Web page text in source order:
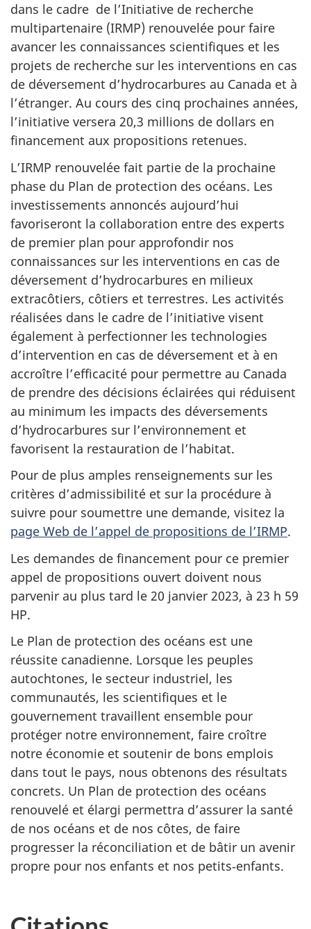
dans le cadre de l’Initiative de recherche
multipartenaire (IRMP) renouvelée pour faire
avancer les connaissances scientifiques et les
projets de recherche sur les interventions en cas
de déversement d’hydrocarbures au Canada et à
l’étranger. Au cours des cinq prochaines années,
l’initiative versera 20,3 millions de dollars en
financement aux propositions retenues.
L’IRMP renouvelée fait partie de la prochaine
phase du Plan de protection des océans. Les
investissements annoncés aujourd’hui
favoriseront la collaboration entre des experts
de premier plan pour approfondir nos
connaissances sur les interventions en cas de
déversement d’hydrocarbures en milieux
extracôtiers, côtiers et terrestres. Les activités
réalisées dans le cadre de l’initiative visent
également à perfectionner les technologies
d’intervention en cas de déversement et à en
accroître l’efficacité pour permettre au Canada
de prendre des décisions éclairées qui réduisent
au minimum les impacts des déversements
d’hydrocarbures sur l’environnement et
favorisent la restauration de l’habitat.
Pour de plus amples renseignements sur les
critères d’admissibilité et sur la procédure à
suivre pour soumettre une demande, visitez la
page Web de l’appel de propositions de l’IRMP.
Les demandes de financement pour ce premier
appel de propositions ouvert doivent nous
parvenir au plus tard le 20 janvier 2023, à 23 h 59
HP.
Le Plan de protection des océans est une
réussite canadienne. Lorsque les peuples
autochtones, le secteur industriel, les
communautés, les scientifiques et le
gouvernement travaillent ensemble pour
protéger notre environnement, faire croître
notre économie et soutenir de bons emplois
dans tout le pays, nous obtenons des résultats
concrets. Un Plan de protection des océans
renouvelé et élargi permettra d’assurer la santé
de nos océans et de nos côtes, de faire
progresser la réconciliation et de bâtir un avenir
propre pour nos enfants et nos petits‑enfants.